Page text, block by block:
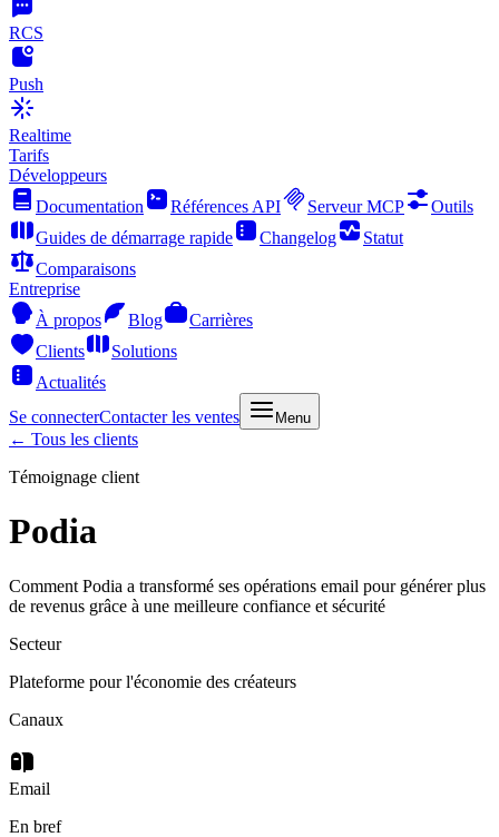
RCS
Push
Realtime
Tarifs
Développeurs
Documentation
Références API Serveur MCP
Outils
Guides de démarrage rapide
Changelog
Statut
Comparaisons
Entreprise
À propos
Blog
Carrières
Clients
Solutions
Actualités
Se connecterContacter les ventes Menu
← Tous les clients
Témoignage client
Podia
Comment Podia a transformé ses opérations email pour générer plus
de revenus grâce à une meilleure confiance et sécurité
Secteur
Plateforme pour l'économie des créateurs
Canaux
Email
En bref